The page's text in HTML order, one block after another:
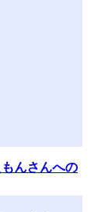
んさんへの